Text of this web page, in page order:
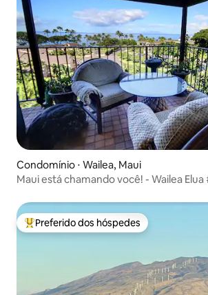
Condomínio ⋅ Wailea, Maui
Maui está chamando você! - Wailea Elua
Entre os melhores preferidos dos
Preferido dos hóspedes